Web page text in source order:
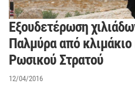
Εξουδετέρωση
Παλμύρα από
Ρωσικού Στρατού
12/04/2016